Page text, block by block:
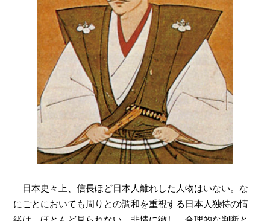
日本史々上、信長ほど日本人離れした人物はいない。な
にごとにおいても周りとの調和を重視する日本人独特の情